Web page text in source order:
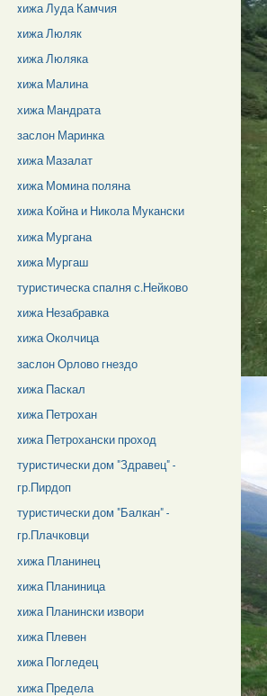
xижа Луда Камчия
xижа Люляк
xижа Люляка
xижа Малина
хижа Мандрата
заслон Маринка
xижа Мазалат
xижа Момина поляна
xижа Койна и Никола Мукански
xижа Мургана
xижа Мургаш
туристическа спалня с.Нейково
xижа Незабравка
xижа Околчица
заслон Орлово гнездо
xижа Паскал
xижа Петрохан
xижа Петрохански проход
туристически дом "Здравец" -
гр.Пирдоп
туристически дом "Балкан" -
гр.Плачковци
хижа Планинец
xижа Планиница
xижа Планински извори
xижа Плевен
xижа Погледец
xижа Предела